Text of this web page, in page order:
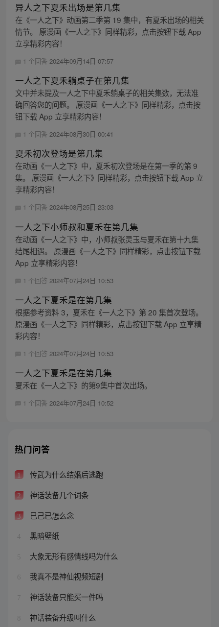
异人之下夏禾出场是第几集
在《一人之下》动画第二季第 19 集中，有夏禾出场的相关
情节。 原漫画《一人之下》同样精彩，点击按钮下载 App
立享精彩内容！
1 个回答 2024年09月14日 07:57
一人之下夏禾躺桌子在第几集
文中并未提及一人之下中夏禾躺桌子的相关集数，无法准
确回答您的问题。 原漫画《一人之下》同样精彩，点击按
钮下载 App 立享精彩内容！
1 个回答 2024年08月30日 00:41
夏禾初次登场是第几集
在动画《一人之下》中，夏禾初次登场是在第一季的第 9
集。 原漫画《一人之下》同样精彩，点击按钮下载 App 立
享精彩内容！
1 个回答 2024年08月25日 23:03
一人之下小师叔和夏禾在第几集
在动画《一人之下》中，小师叔张灵玉与夏禾在第十九集
结尾相遇。 原漫画《一人之下》同样精彩，点击按钮下载
App 立享精彩内容！
1 个回答 2024年07月24日 10:53
一人之下夏禾是在第几集
根据参考资料 3，夏禾在《一人之下》第 20 集首次登场。
原漫画《一人之下》同样精彩，点击按钮下载 App 立享精
彩内容！
1 个回答 2024年07月24日 10:53
一人之下夏禾是在第几集
夏禾在《一人之下》的第9集中首次出场。
1 个回答 2024年07月24日 10:52
热门问答
1 传武为什么结婚后逃跑
2 神话装备几个词条
3 巳己已怎么念
4 黑暗壁纸
5 大象无形有感情线吗为什么
6 我真不是神仙视频短剧
7 神话装备只能买一件吗
8 神话装备升级叫什么